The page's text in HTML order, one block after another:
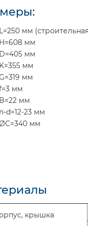
L=250 мм
H=608 мм
D=405 мм
K=355 мм
мм
мм
B=22 мм
n-d=12-23 мм
мм
крышка